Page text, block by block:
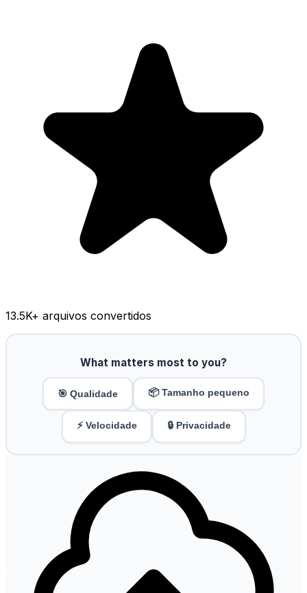
13.5K+ arquivos convertidos
What matters most to you?
🎯 Qualidade 📦 Tamanho pequeno
⚡ Velocidade 🔒 Privacidade